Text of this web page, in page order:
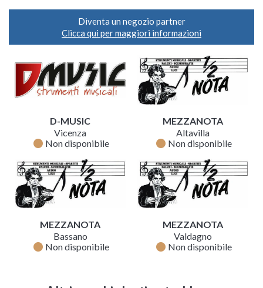
Diventa un negozio partner
Clicca qui per maggiori informazioni
D-MUSIC
Vicenza
fiber_manual_record Non disponibile
MEZZANOTA
Altavilla
fiber_manual_record Non disponibile
MEZZANOTA
Bassano
fiber_manual_record Non disponibile
MEZZANOTA
Valdagno
fiber_manual_record Non disponibile